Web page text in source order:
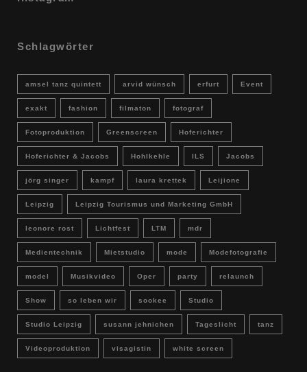
Schlagwörter
amsel tanz quintett arvid wünsch erfurt Event
exakt fashion filmaton fotograf
Fotoproduktion Greenscreen Hoferichter
Hoferichter & Jacobs Hohlkehle ILS Jacobs
jörg singer kampf laura krettek Leijione
Leipzig Leipzig Tourismus und Marketing GmbH
leonore rost Lichtfest LTM mdr
Medientechnik Mietstudio mode Modefotografie
model Musikvideo Oper party relaunch
Show so leben wir sookee Studio
Studio Leipzig susann jehnichen Tageslicht tanz
Videoproduktion visagistin white screen